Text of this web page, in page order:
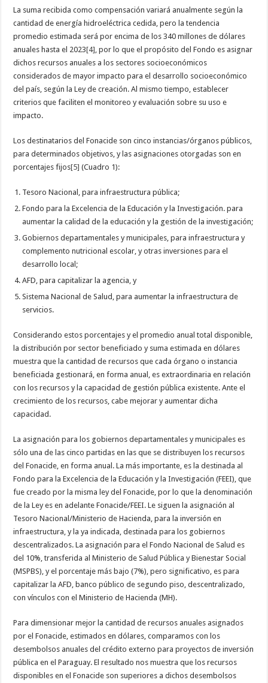
La suma recibida como compensación variará anualmente según la
cantidad de energía hidroeléctrica cedida, pero la tendencia
promedio estimada será por encima de los 340 millones de dólares
anuales hasta el 2023[4], por lo que el propósito del Fondo es asignar
dichos recursos anuales a los sectores socioeconómicos
considerados de mayor impacto para el desarrollo socioeconómico
del país, según la Ley de creación. Al mismo tiempo, establecer
criterios que faciliten el monitoreo y evaluación sobre su uso e
impacto.
Los destinatarios del Fonacide son cinco instancias/órganos públicos,
para determinados objetivos, y las asignaciones otorgadas son en
porcentajes fijos[5] (Cuadro 1):
Tesoro Nacional, para infraestructura pública;
Fondo para la Excelencia de la Educación y la Investigación. para
aumentar la calidad de la educación y la gestión de la investigación;
Gobiernos departamentales y municipales, para infraestructura y
complemento nutricional escolar, y otras inversiones para el
desarrollo local;
AFD, para capitalizar la agencia, y
Sistema Nacional de Salud, para aumentar la infraestructura de
servicios.
Considerando estos porcentajes y el promedio anual total disponible,
la distribución por sector beneficiado y suma estimada en dólares
muestra que la cantidad de recursos que cada órgano o instancia
beneficiada gestionará, en forma anual, es extraordinaria en relación
con los recursos y la capacidad de gestión pública existente. Ante el
crecimiento de los recursos, cabe mejorar y aumentar dicha
capacidad.
La asignación para los gobiernos departamentales y municipales es
sólo una de las cinco partidas en las que se distribuyen los recursos
del Fonacide, en forma anual. La más importante, es la destinada al
Fondo para la Excelencia de la Educación y la Investigación (FEEI), que
fue creado por la misma ley del Fonacide, por lo que la denominación
de la Ley es en adelante Fonacide/FEEI. Le siguen la asignación al
Tesoro Nacional/Ministerio de Hacienda, para la inversión en
infraestructura, y la ya indicada, destinada para los gobiernos
descentralizados. La asignación para el Fondo Nacional de Salud es
del 10%, transferida al Ministerio de Salud Pública y Bienestar Social
(MSPBS), y el porcentaje más bajo (7%), pero significativo, es para
capitalizar la AFD, banco público de segundo piso, descentralizado,
con vínculos con el Ministerio de Hacienda (MH).
Para dimensionar mejor la cantidad de recursos anuales asignados
por el Fonacide, estimados en dólares, comparamos con los
desembolsos anuales del crédito externo para proyectos de inversión
pública en el Paraguay. El resultado nos muestra que los recursos
disponibles en el Fonacide son superiores a dichos desembolsos